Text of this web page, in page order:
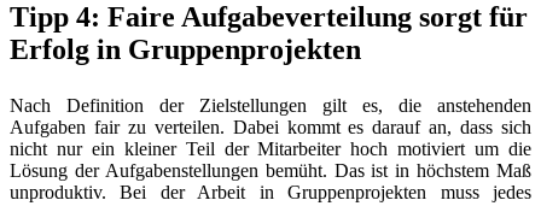
Tipp 4: Faire Aufgabeverteilung sorgt für
Erfolg in Gruppenprojekten
Nach Definition der Zielstellungen gilt es, die anstehenden
Aufgaben fair zu verteilen. Dabei kommt es darauf an, dass sich
nicht nur ein kleiner Teil der Mitarbeiter hoch motiviert um die
Lösung der Aufgabenstellungen bemüht. Das ist in höchstem Maß
unproduktiv. Bei der Arbeit in Gruppenprojekten muss jedes